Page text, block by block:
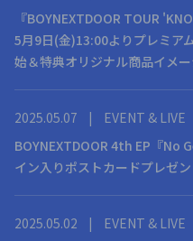
『BOYNEXTDOOR TOUR
5月9日(金)13:00よりプレミア
始＆特典オリジナル商品イメー
2025.05.07 |
EVENT & LIVE
BOYNEXTDOOR 4th EP『No
イン入りポストカードプレゼン
2025.05.02 |
EVENT & LIVE